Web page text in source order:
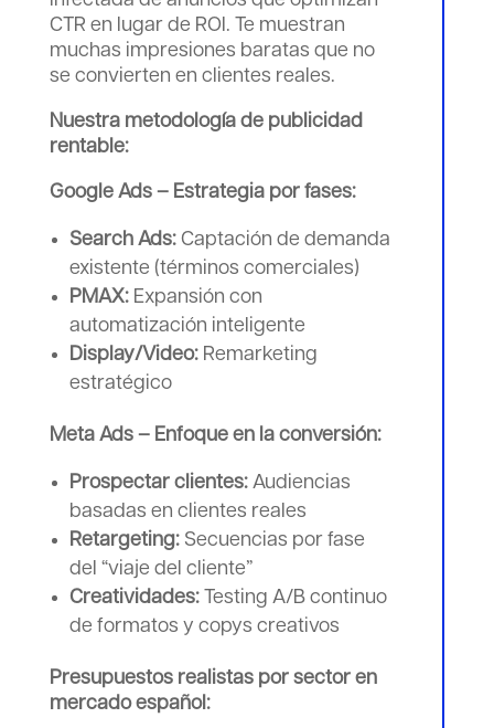
CTR en lugar de ROI. Te muestran
muchas impresiones baratas que no
se convierten en clientes reales.
Nuestra metodología de publicidad
rentable:
Google Ads – Estrategia por fases:
Search Ads:Captación de demanda
existente (términos comerciales)
PMAX:Expansión con
automatización inteligente
Display/Video:Remarketing
estratégico
Meta Ads – Enfoque en la conversión:
Prospectar clientes:Audiencias
basadas en clientes reales
Retargeting:Secuencias por fase
del “viaje del cliente”
Creatividades:Testing A/B continuo
de formatos y copys creativos
Presupuestos realistas por sector en
mercado español: